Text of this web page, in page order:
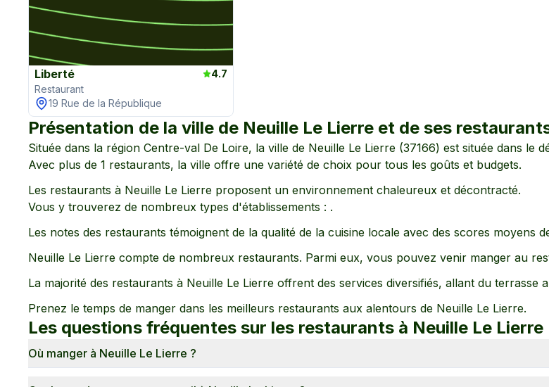
Liberté
4.7
Restaurant
19 Rue de la République
Présentation de la ville de Neuille Le Lierre et de ses
Située dans la région Centre-val De Loire, la ville de Neuille Le Lierre (37166) est située dans le
Avec plus de 1 restaurants, la ville offre une variété de choix pour tous les goûts et budgets.
Les restaurants à Neuille Le Lierre proposent un environnement chaleureux et décontracté.
Vous y trouverez de nombreux types d'établissements : .
Les notes des restaurants témoignent de la qualité de la cuisine locale avec des scores moyens
Neuille Le Lierre compte de nombreux restaurants. Parmi eux, vous pouvez venir manger au
La majorité des restaurants à Neuille Le Lierre offrent des services diversifiés, allant du terrasse
Prenez le temps de manger dans les meilleurs restaurants aux alentours de Neuille Le Lierre.
Les questions fréquentes sur les restaurants à Neuille Le Lierre
Où manger à Neuille Le Lierre ?